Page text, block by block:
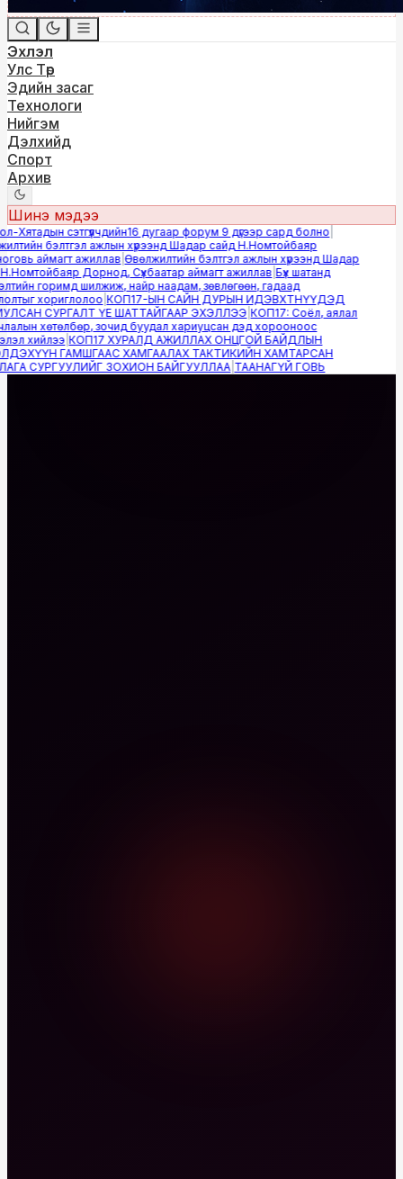
Эхлэл
Улс Төр
Эдийн засаг
Технологи
Нийгэм
Дэлхийд
Спорт
Архив
Шинэ мэдээ
сэтгүүлчдийн16 дугаар форум 9 дүгээр сард болно|
бэлтгэл ажлын хүрээнд Шадар сайд Н.Номтойбаяр
аймагт ажиллав|Өвөлжилтийн бэлтгэл ажлын хүрээнд Шадар
Дорнод, Сүхбаатар аймагт ажиллав|Бүх шатанд
горимд шилжиж, найр наадам, зөвлөгөөн, гадаад
хориглолоо|КОП17-ЫН САЙН ДУРЫН ИДЭВХТНҮҮДЭД
СУРГАЛТ ҮЕ ШАТТАЙГААР ЭХЭЛЛЭЭ|КОП17: Соёл, аялал
хөтөлбөр, зочид буудал хариуцсан дэд хорооноос
хийлээ|КОП17 ХУРАЛД АЖИЛЛАХ ОНЦГОЙ БАЙДЛЫН
ГАМШГААС ХАМГААЛАХ ТАКТИКИЙН ХАМТАРСАН
СУРГУУЛИЙГ ЗОХИОН БАЙГУУЛЛАА|ТААНАГҮЙ ГОВЬ